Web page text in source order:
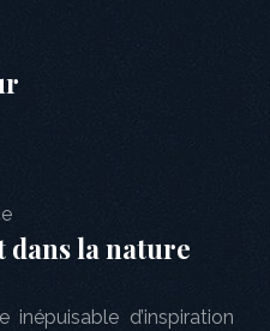
dans la nature
d’inspiration